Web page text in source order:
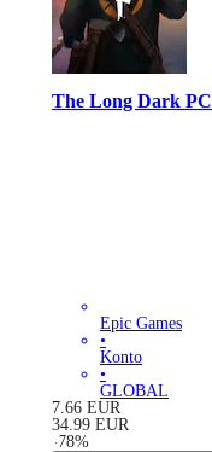
The Long Dark PC
Epic Games
•
Konto
•
GLOBAL
7.66 EUR
34.99 EUR
-78%